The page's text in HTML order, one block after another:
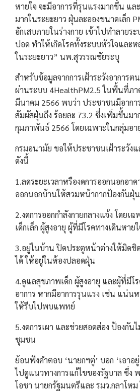
หายใจ จะมีอาการที่รุนแรงมากขึ้น แ
มากในระยะยาว ฝุ่นละอองขนาดเล็ก
อักเสบภายในร่างกาย เข้าไปทำลายร
ปอด ทำให้เกิดโรคทั้งระบบหัวใจและห
ในระยะยาว” นพ.สุวรรณชัยระบุ
สำหรับข้อมูลจากการเฝ้าระวังอาการต
ผ่านระบบ 4HealthPM2.5 ในพื้นที่ภา
มีนาคม 2566 พบว่า ประชาชนมีอากา
สัมผัสฝุ่นถึง ร้อยละ 73.2 ซึ่งเพิ่มขึ้นมา
กุมภาพันธ์ 2566 โดยเฉพาะในกลุ่มอา
กรมอนามัย ขอให้ประชาชนเฝ้าระวัง
ดังนี้
1.ลดระยะเวลาหรืองดการออกนอกอา
ออกนอกบ้านให้สวมหน้ากากป้องกันฝุ่น
2.งดการออกกำลังกายกลางแจ้ง โดยเ
เด็กเล็ก ผู้สูงอายุ ผู้ที่มีโรคทางเดินหาย
3.อยู่ในบ้าน ปิดประตูหน้าต่างให้มิดชิ
ได้ ให้อยู่ในห้องปลอดฝุ่น
4.ดูแลสุขภาพเด็ก ผู้สูงอายุ และผู้ที่มีโร
อาการ หากมีอาการรุนแรง เช่น แน่น
ให้รีบไปพบแพทย์
5.งดการเผา และช่วยสอดส่อง ป้องกัน
ชุมชน
ย้อนฟังคำตอบ ‘นายกฯตู่’ บอก ‘เอา
ไปดูแนวทางการแก้ไขของรัฐบาล ซึ่ง
โอชา นายกรัฐมนตรีและ รมว.กลาโห